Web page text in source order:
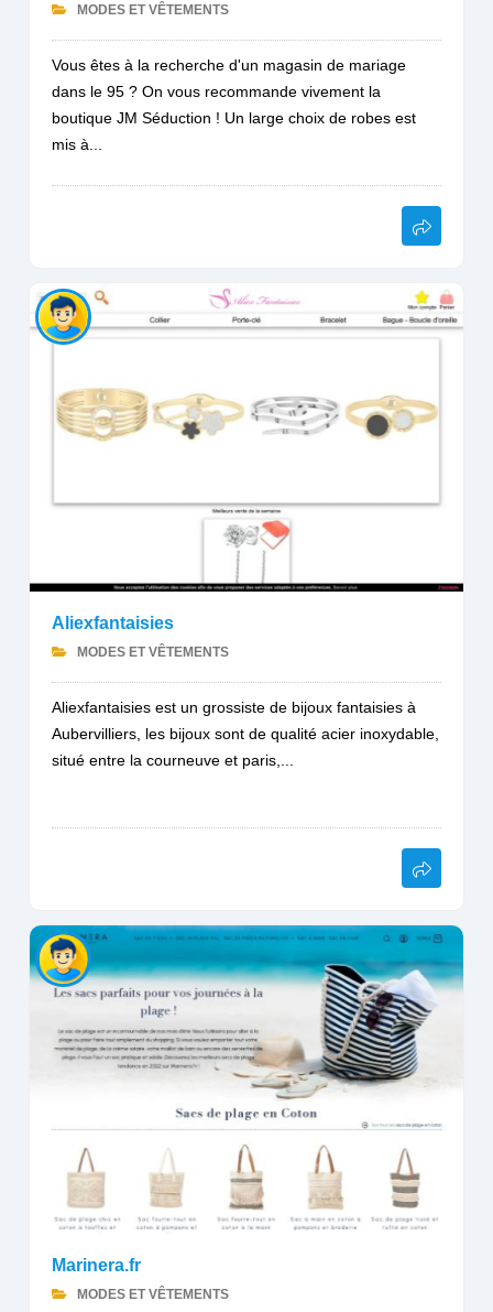
MODES ET VÊTEMENTS
Vous êtes à la recherche d'un magasin de mariage
dans le 95 ? On vous recommande vivement la
boutique JM Séduction ! Un large choix de robes est
mis à...
Aliexfantaisies
MODES ET VÊTEMENTS
Aliexfantaisies est un grossiste de bijoux fantaisies à
Aubervilliers, les bijoux sont de qualité acier inoxydable,
situé entre la courneuve et paris,...
Marinera.fr
MODES ET VÊTEMENTS